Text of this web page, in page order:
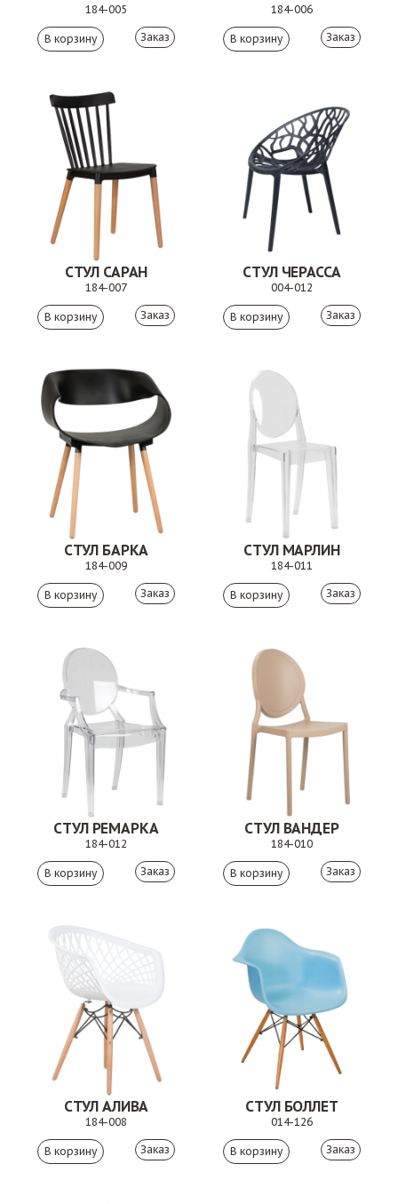
184-005
Заказ
184-006
Заказ
СТУЛ САРАН
184-007
Заказ
СТУЛ ЧЕРАССА
004-012
Заказ
СТУЛ БАРКА
184-009
Заказ
СТУЛ МАРЛИН
184-011
Заказ
СТУЛ РЕМАРКА
184-012
Заказ
СТУЛ ВАНДЕР
184-010
Заказ
СТУЛ АЛИВА
184-008
Заказ
СТУЛ БОЛЛЕТ
014-126
Заказ